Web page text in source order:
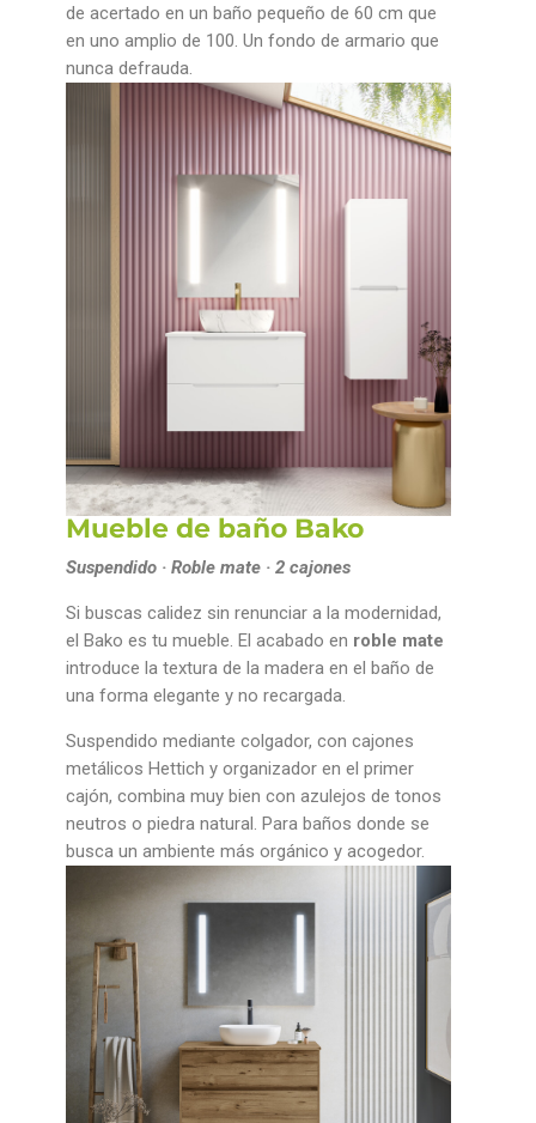
de acertado en un baño pequeño de 60 cm que
en uno amplio de 100. Un fondo de armario que
nunca defrauda.
Mueble de baño Bako
Suspendido · Roble mate · 2 cajones
Si buscas calidez sin renunciar a la modernidad,
el Bako es tu mueble. El acabado en roble mate
introduce la textura de la madera en el baño de
una forma elegante y no recargada.
Suspendido mediante colgador, con cajones
metálicos Hettich y organizador en el primer
cajón, combina muy bien con azulejos de tonos
neutros o piedra natural. Para baños donde se
busca un ambiente más orgánico y acogedor.